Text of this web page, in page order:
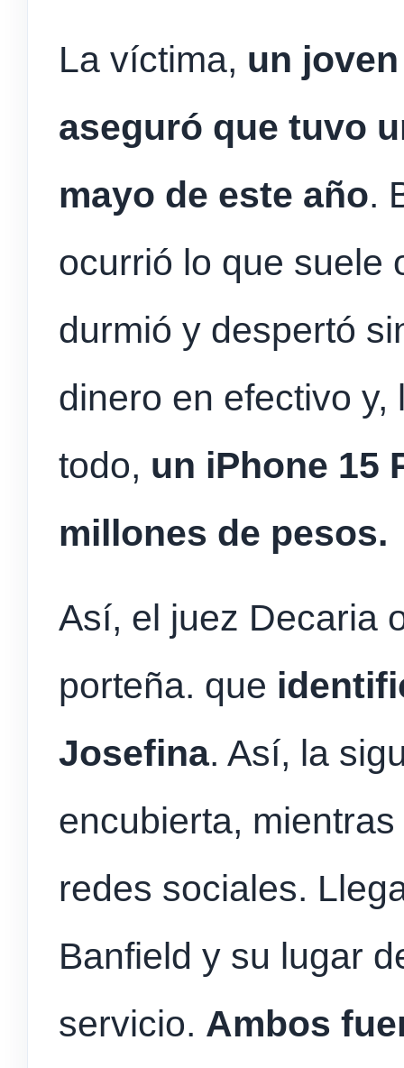
La víctima, un
aseguró que tuvo
mayo de este año.
ocurrió lo que suele
durmió y despertó
dinero en efectivo
todo, un iPhone 15
millones de pesos.
Así, el juez Decaria
porteña. que
Josefina. Así, la
encubierta,
redes sociales.
Banfield y su lugar
servicio. Ambos